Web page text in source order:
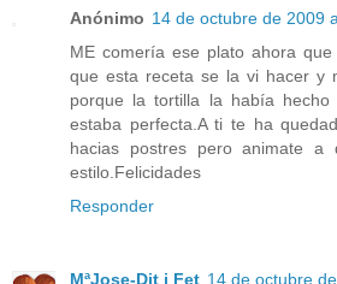
Anónimo 14 de octubre de 2009
ME comería ese plato ahora
que esta receta se la vi hacer y
porque la tortilla la había
estaba perfecta.A ti te ha
hacias postres pero animate a
estilo.Felicidades
Responder
MªJose-Dit i Fet 14 de octubre